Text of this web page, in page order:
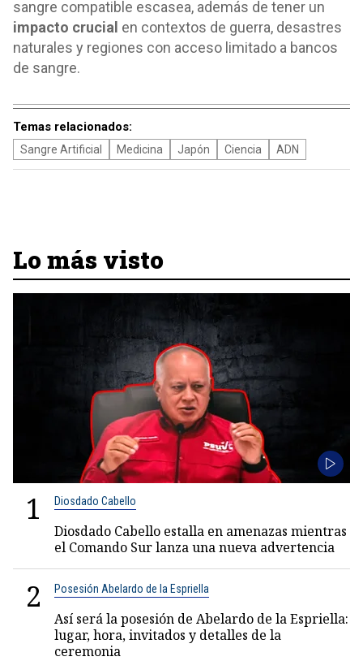
sangre compatible escasea, además de tener un
impacto crucial en contextos de guerra, desastres
naturales y regiones con acceso limitado a bancos
de sangre.
Temas relacionados:
Sangre Artificial Medicina Japón Ciencia ADN
Lo más visto
1 Diosdado Cabello
Diosdado Cabello estalla en amenazas mientras
el Comando Sur lanza una nueva advertencia
2 Posesión Abelardo de la Espriella
Así será la posesión de Abelardo de la Espriella:
lugar, hora, invitados y detalles de la
ceremonia